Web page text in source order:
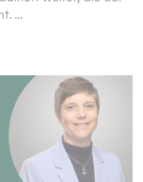
...